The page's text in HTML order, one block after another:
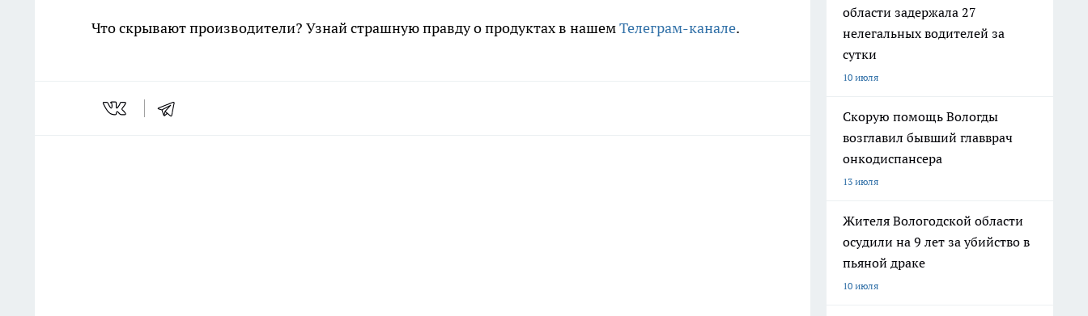
Что скрывают производители? Узнай страшную правду о продуктах в нашемТелеграм-канале.
области задержала 27
нелегальных водителей за
сутки
10 июля
Скорую помощь Вологды
возглавил бывший главврач
онкодиспансера
13 июля
Жителя Вологодской области
осудили на 9 лет за убийство в
пьяной драке
10 июля